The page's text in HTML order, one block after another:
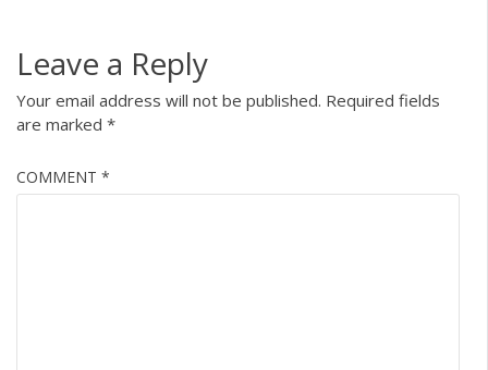
Leave a Reply
Your email address will not be published. Required fields
are marked *
COMMENT *